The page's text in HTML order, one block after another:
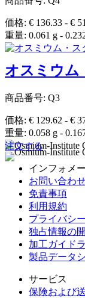
価格: € 136.33 - €
重量: 0.061 g -
オスミウム
商品番号: Q3
価格: € 129.62 - €
重量: 0.058 g -
注文する
インフォメ
お問い合わ
免責事項
利用規約
プライバシ
独占情報の
加工ガイド
製品データ
サービス
保険および